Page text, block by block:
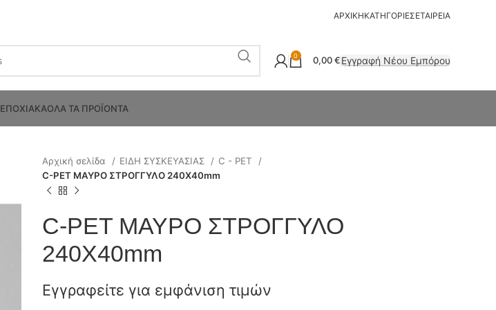
ΑΡΧΙΚΗΚΑΤΗΓΟΡΙΕΣΕΤΑΙΡΕΙΑ
0 0,00€Εγγραφή Νέου Εμπόρου
ΕΠΟΧΙΑΚΑΟΛΑ ΤΑ ΠΡΟΪΟΝΤΑ
Αρχική σελίδα ΕΙΔΗ ΣΥΣΚΕΥΑΣΙΑΣ
C - PET
C-PET ΜΑΥΡΟ ΣΤΡΟΓΓΥΛΟ 240X40mm
C-PET ΜΑΥΡΟ ΣΤΡΟΓΓΥΛΟ
240X40mm
Εγγραφείτε για εμφάνιση τιμών